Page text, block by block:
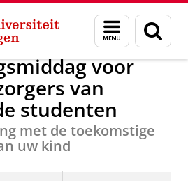
Menu
en
zoeken
Voor ouders
voor
van
studenten
met de toekomstige
uw kind